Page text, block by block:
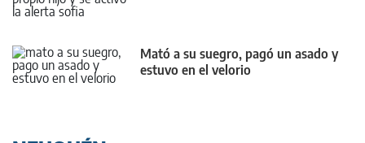
Mató a su suegro, pagó un asado y
estuvo en el velorio